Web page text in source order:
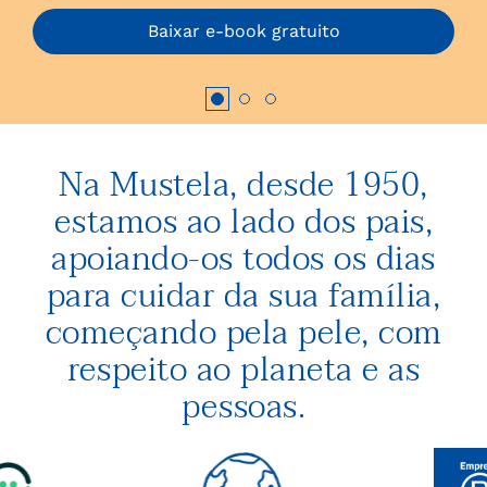
Baixar e-book gratuito
NaMustela, desde 1950,
estamos ao lado dos pais,
apoiando-os todos os dias
para cuidar da sua família,
começando pela pele, com
respeito ao planeta e as
pessoas.